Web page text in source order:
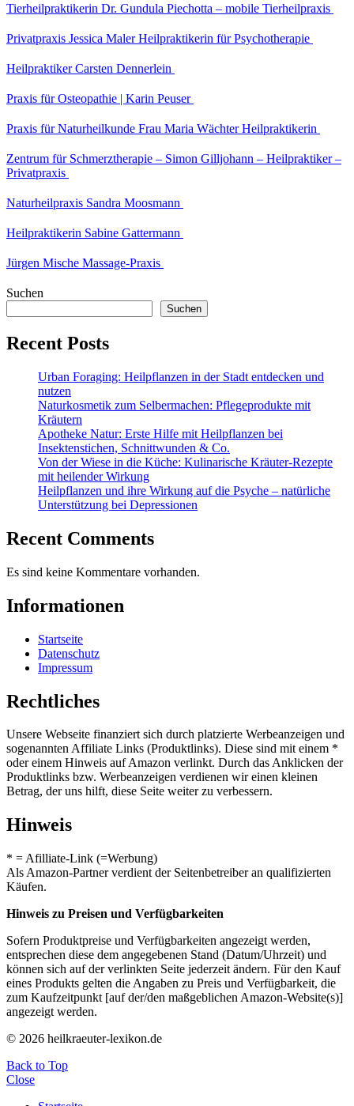
Tierheilpraktikerin Dr. Gundula Piechotta – mobile Tierheilpraxis
Privatpraxis Jessica Maler Heilpraktikerin für Psychotherapie
Heilpraktiker Carsten Dennerlein
Praxis für Osteopathie | Karin Peuser
Praxis für Naturheilkunde Frau Maria Wächter Heilpraktikerin
Zentrum für Schmerztherapie – Simon Gilljohann – Heilpraktiker –
Privatpraxis
Naturheilpraxis Sandra Moosmann
Heilpraktikerin Sabine Gattermann
Jürgen Mische Massage-Praxis
Suchen
Suchen
Recent Posts
Urban Foraging: Heilpflanzen in der Stadt entdecken und
nutzen
Naturkosmetik zum Selbermachen: Pflegeprodukte mit
Kräutern
Apotheke Natur: Erste Hilfe mit Heilpflanzen bei
Insektenstichen, Schnittwunden & Co.
Von der Wiese in die Küche: Kulinarische Kräuter-Rezepte
mit heilender Wirkung
Heilpflanzen und ihre Wirkung auf die Psyche – natürliche
Unterstützung bei Depressionen
Recent Comments
Es sind keine Kommentare vorhanden.
Informationen
Startseite
Datenschutz
Impressum
Rechtliches
Unsere Webseite finanziert sich durch platzierte Werbeanzeigen und
sogenannten Affiliate Links (Produktlinks). Diese sind mit einem *
oder einem Hinweis auf Amazon verlinkt. Durch das Anklicken der
Produktlinks bzw. Werbeanzeigen verdienen wir einen kleinen
Betrag, der uns hilft, diese Seite weiter zu verbessern.
Hinweis
* = Afilliate-Link (=Werbung)
Als Amazon-Partner verdient der Seitenbetreiber an qualifizierten
Käufen.
Hinweis zu Preisen und Verfügbarkeiten
Sofern Produktpreise und Verfügbarkeiten angezeigt werden,
entsprechen diese dem angegebenen Stand (Datum/Uhrzeit) und
können sich auf der verlinkten Seite jederzeit ändern. Für den Kauf
eines Produkts gelten die Angaben zu Preis und Verfügbarkeit, die
zum Kaufzeitpunkt [auf der/den maßgeblichen Amazon-Website(s)]
angezeigt werden.
© 2026 heilkraeuter-lexikon.de
Back to Top
Close